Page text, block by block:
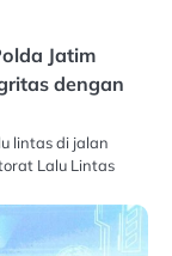
Jatim
dengan
lintas di jalan
Lalu Lintas